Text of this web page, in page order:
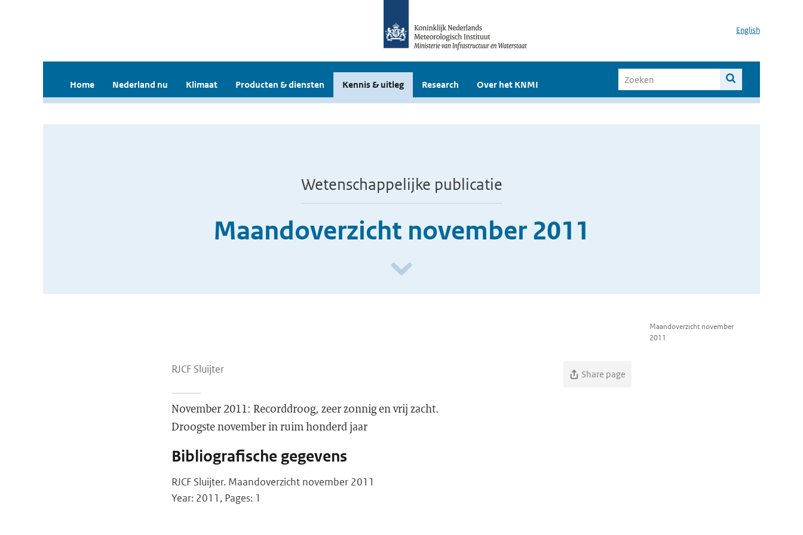
English
Home Nederland nu Klimaat Producten & diensten Kennis & uitleg Research Over het KNMI
Wetenschappelijke publicatie
Maandoverzicht november 2011
Maandoverzicht november
2011
RJCF Sluijter Share page
November 2011: Recorddroog, zeer zonnig en vrij zacht.
Droogste november in ruim honderd jaar
Bibliografische gegevens
RJCF Sluijter. Maandoverzicht november 2011
Year: 2011, Pages: 1